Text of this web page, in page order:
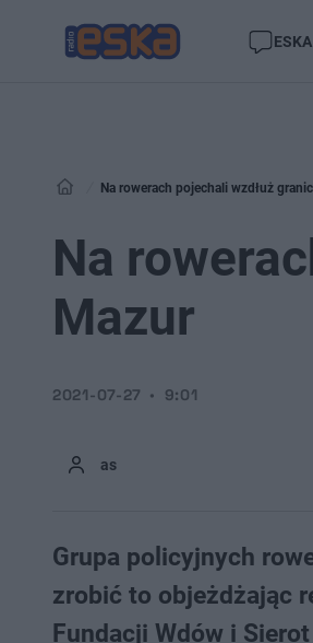
Na rowerach pojechali wzdłuż
Na
Mazur
as
2021-07-27 9:01
Grupa policyjnych
zrobić to objeżdżając
Fundacji Wdów i